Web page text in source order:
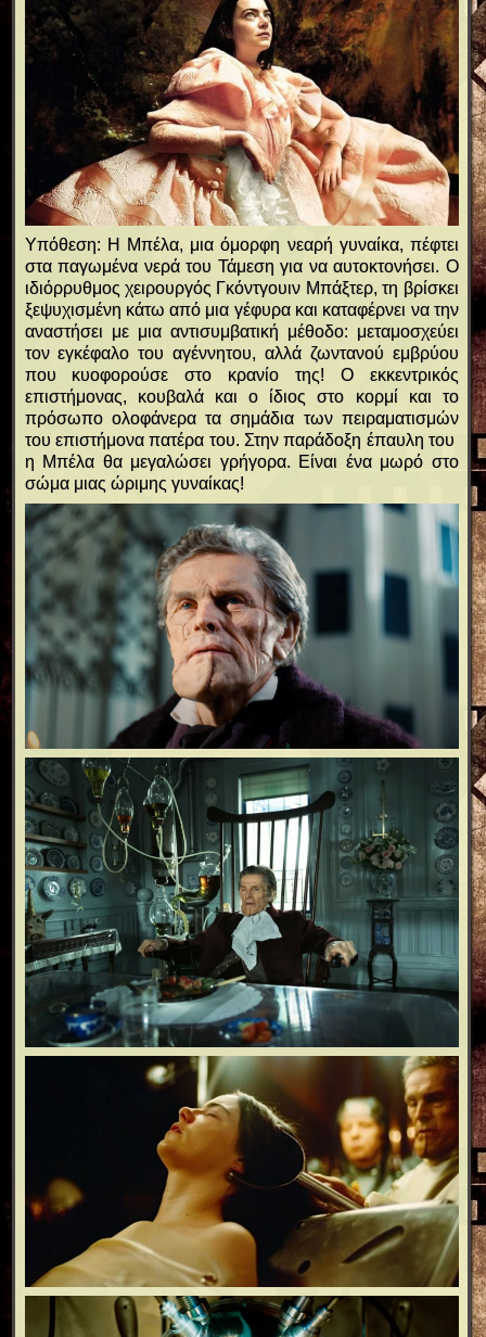
Υπόθεση: Η Μπέλα, μια όμορφη νεαρή γυναίκα, πέφτει
στα παγωμένα νερά του Τάμεση για να αυτοκτονήσει. Ο
ιδιόρρυθμος χειρουργός Γκόντγουιν Μπάξτερ, τη βρίσκει
ξεψυχισμένη κάτω από μια γέφυρα και καταφέρνει να την
αναστήσει με μια αντισυμβατική μέθοδο: μεταμοσχεύει
τον εγκέφαλο του αγέννητου, αλλά ζωντανού εμβρύου
που κυοφορούσε στο κρανίο της! Ο εκκεντρικός
επιστήμονας, κουβαλά και ο ίδιος στο κορμί και το
πρόσωπο ολοφάνερα τα σημάδια των πειραματισμών
του επιστήμονα πατέρα του. Στην παράδοξη έπαυλη του
η Μπέλα θα μεγαλώσει γρήγορα. Είναι ένα μωρό στο
σώμα μιας ώριμης γυναίκας!